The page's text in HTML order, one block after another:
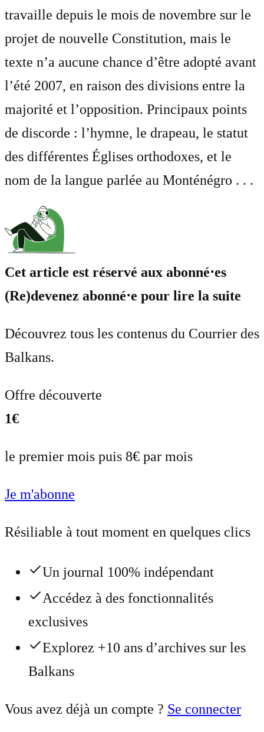
travaille depuis le mois de novembre sur le
projet de nouvelle Constitution, mais le
texte n’a aucune chance d’être adopté avant
l’été 2007, en raison des divisions entre la
majorité et l’opposition. Principaux points
de discorde : l’hymne, le drapeau, le statut
des différentes Églises orthodoxes, et le
nom de la langue parlée au Monténégro . . .
Cet article est réservé aux abonné⋅es
(Re)devenez abonné⋅e pour lire la suite
Découvrez tous les contenus du Courrier des
Balkans.
Offre découverte
1€
le premier mois puis 8€ par mois
Je m'abonne
Résiliable à tout moment en quelques clics
Un journal 100% indépendant
Accédez à des fonctionnalités
exclusives
Explorez +10 ans d’archives sur les
Balkans
Vous avez déjà un compte ? Se connecter